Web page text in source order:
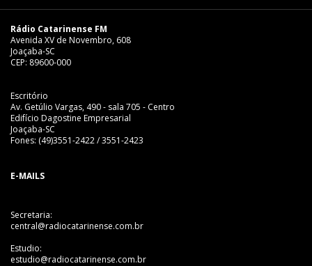
Rádio Catarinense FM
Avenida XV de Novembro, 608
Joaçaba-SC
CEP: 89600-000
Escritório
Av. Getúlio Vargas, 490 - sala 705 - Centro
Edifício Dagostine Empresarial
Joaçaba-SC
Fones: (49)3551-2422 / 3551-2423
E-MAILS
Secretaria:
central@radiocatarinense.com.br
Estudio:
estudio@radiocatarinense.com.br